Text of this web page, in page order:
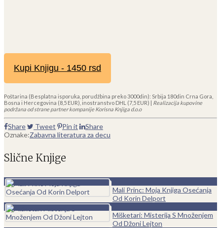
Kupi Knjigu - 1450 rsd
Poštarina (Besplatna isporuka, porudžbina preko 3000din): Srbija 180din Crna Gora,
Bosna i Hercegovina (8,5 EUR), inostranstvo DHL (7,5 EUR) | Realizacija kupovine
podržana od strane partner kompanije Korisna Knjiga d.o.o
Share Tweet Pin it
Share
Oznake:Zabavna literatura za decu
Slične Knjige
Mali Princ: Moja Knjiga Osećanja
Od Korin Delport
Mišketari: Misterija S Množenjem
Od Džoni Lejton